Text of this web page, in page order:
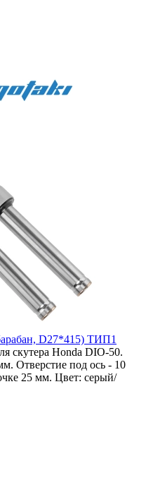
D27*415) ТИП1
скутера Honda DIO-50.
Отверстие под ось - 10
25 мм. Цвет: серый/